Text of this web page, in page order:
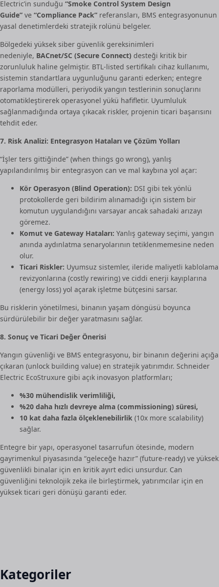
Electric’in sunduğu “Smoke Control System Design
Guide” ve “Compliance Pack” referansları, BMS entegrasyonunun
yasal denetimlerdeki stratejik rolünü belgeler.
Bölgedeki yüksek siber güvenlik gereksinimleri
nedeniyle, BACnet/SC (Secure Connect) desteği kritik bir
zorunluluk haline gelmiştir. BTL-listed sertifikalı cihaz kullanımı,
sistemin standartlara uygunluğunu garanti ederken; entegre
raporlama modülleri, periyodik yangın testlerinin sonuçlarını
otomatikleştirerek operasyonel yükü hafifletir. Uyumluluk
sağlanmadığında ortaya çıkacak riskler, projenin ticari başarısını
tehdit eder.
7. Risk Analizi: Entegrasyon Hataları ve Çözüm Yolları
“İşler ters gittiğinde” (when things go wrong), yanlış
yapılandırılmış bir entegrasyon can ve mal kaybına yol açar:
Kör Operasyon (Blind Operation): DSI gibi tek yönlü
protokollerde geri bildirim alınamadığı için sistem bir
komutun uygulandığını varsayar ancak sahadaki arızayı
göremez.
Komut ve Gateway Hataları: Yanlış gateway seçimi, yangın
anında aydınlatma senaryolarının tetiklenmemesine neden
olur.
Ticari Riskler: Uyumsuz sistemler, ileride maliyetli kablolama
revizyonlarına (costly rewiring) ve ciddi enerji kayıplarına
(energy loss) yol açarak işletme bütçesini sarsar.
Bu risklerin yönetilmesi, binanın yaşam döngüsü boyunca
sürdürülebilir bir değer yaratmasını sağlar.
8. Sonuç ve Ticari Değer Önerisi
Yangın güvenliği ve BMS entegrasyonu, bir binanın değerini açığa
çıkaran (unlock building value) en stratejik yatırımdır. Schneider
Electric EcoStruxure gibi açık inovasyon platformları;
%30 mühendislik verimliliği,
%20 daha hızlı devreye alma (commissioning) süresi,
10 kat daha fazla ölçeklenebilirlik (10x more scalability)
sağlar.
Entegre bir yapı, operasyonel tasarrufun ötesinde, modern
gayrimenkul piyasasında “geleceğe hazır” (future-ready) ve yüksek
güvenlikli binalar için en kritik ayırt edici unsurdur. Can
güvenliğini teknolojik zeka ile birleştirmek, yatırımcılar için en
yüksek ticari geri dönüşü garanti eder.
Kategoriler